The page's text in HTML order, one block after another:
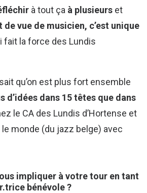
à tout ça à plusieurs et
de vue de musicien, c’est unique
fait la force des Lundis
qu’on est plus fort ensemble
d’idées dans 15 têtes que dans
le CA des Lundis d’Hortense et
monde (du jazz belge) avec
impliquer à votre tour en tant
bénévole ?